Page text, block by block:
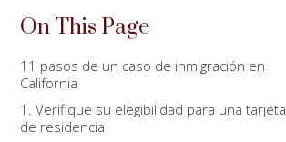
On This Page
11 pasos de un caso de inmigración en
California
1. Verifique su elegibilidad para una tarjeta
de residencia